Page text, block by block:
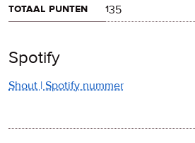
totaal punten
135
Spotify
Shout | Spotify nummer